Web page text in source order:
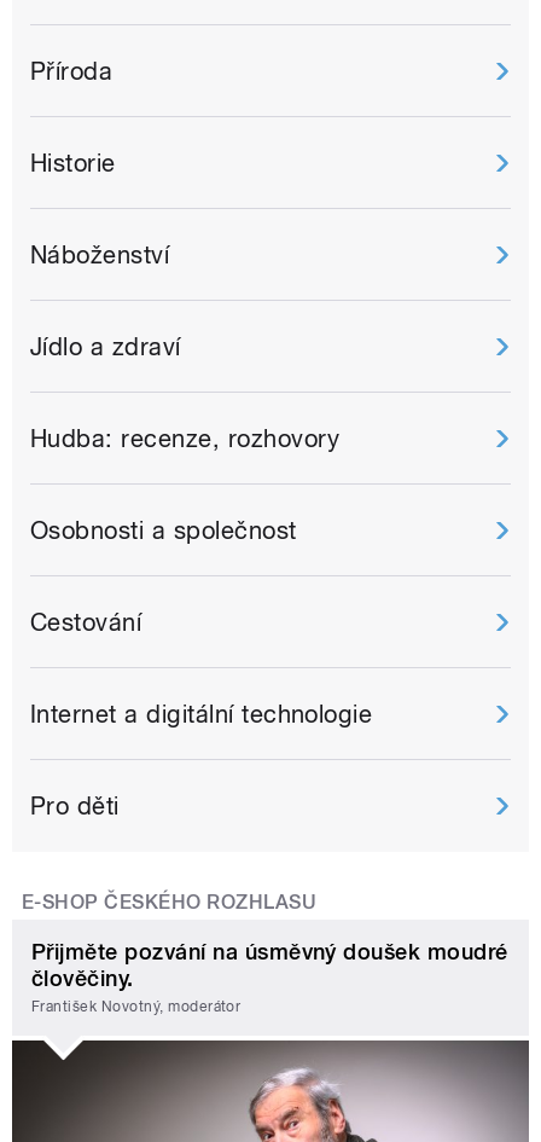
Příroda
Historie
Náboženství
Jídlo a zdraví
Hudba: recenze, rozhovory
Osobnosti a společnost
Cestování
Internet a digitální technologie
Pro děti
E-SHOP ČESKÉHO ROZHLASU
Přijměte pozvání na úsměvný doušek moudré
člověčiny.
František Novotný, moderátor